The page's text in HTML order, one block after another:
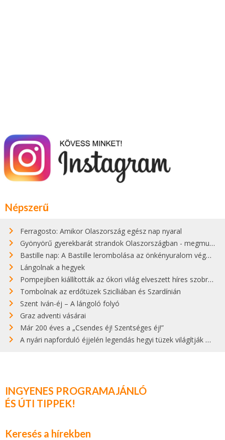
Népszerű
Ferragosto: Amikor Olaszország egész nap nyaral
Gyönyörű gyerekbarát strandok Olaszországban - megmutatjuk a 15 legjobbat
Bastille nap: A Bastille lerombolása az önkényuralom végét jelentette
Lángolnak a hegyek
Pompejiben kiállították az ókori világ elveszett híres szobrának másolatát
Tombolnak az erdőtüzek Szicíliában és Szardínián
Szent Iván-éj – A lángoló folyó
Graz adventi vásárai
Már 200 éves a „Csendes éj! Szentséges éj!”
A nyári napforduló éjjelén legendás hegyi tüzek világítják meg Zugspitzét
INGYENES PROGRAMAJÁNLÓ
ÉS ÚTI TIPPEK!
Keresés a hírekben